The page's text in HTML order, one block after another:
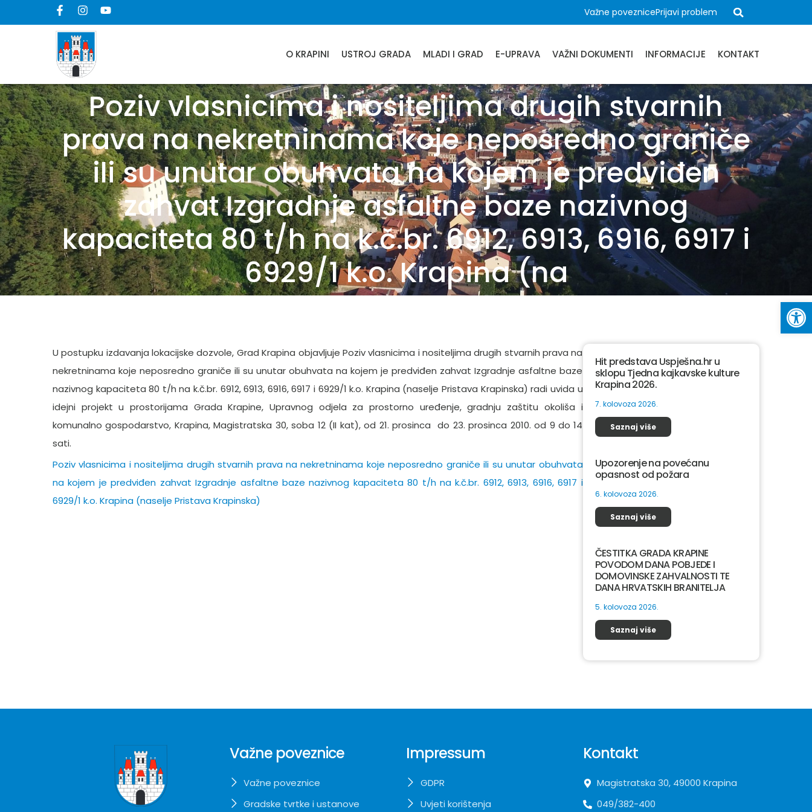
Važne poveznicePrijavi problem
O KRAPINI USTROJ GRADA MLADI I GRAD E-UPRAVA VAŽNI DOKUMENTI INFORMACIJE KONTAKT
Poziv vlasnicima i nositeljima drugih stvarnih
prava na nekretninama koje neposredno graniče
ili su unutar obuhvata na kojem je predviđen
zahvat Izgradnje asfaltne baze nazivnog
kapaciteta 80 t/h na k.č.br. 6912, 6913, 6916, 6917 i
6929/1 k.o. Krapina (na
U postupku izdavanja lokacijske dozvole, Grad Krapina objavljuje Poziv vlasnicima i nositeljima drugih stvarnih prava na
nekretninama koje neposredno graniče ili su unutar obuhvata na kojem je predviđen zahvat Izgradnje asfaltne baze
nazivnog kapaciteta 80 t/h na k.č.br. 6912, 6913, 6916, 6917 i 6929/1 k.o. Krapina (naselje Pristava Krapinska) radi uvida u
idejni projekt u prostorijama Grada Krapine, Upravnog odjela za prostorno uređenje, gradnju zaštitu okoliša i
komunalno gospodarstvo, Krapina, Magistratska 30, soba 12 (II kat), od 21. prosinca do 23. prosinca 2010. od 9 do 14
sati.
Poziv vlasnicima i nositeljima drugih stvarnih prava na nekretninama koje neposredno graniče ili su unutar obuhvata
na kojem je predviđen zahvat Izgradnje asfaltne baze nazivnog kapaciteta 80 t/h na k.č.br. 6912, 6913, 6916, 6917 i
6929/1 k.o. Krapina (naselje Pristava Krapinska)
Hit predstava Uspješna.hr u
sklopu Tjedna kajkavske kulture
Krapina 2026.
7. kolovoza 2026.
Saznaj više
Upozorenje na povećanu
opasnost od požara
6. kolovoza 2026.
Saznaj više
ČESTITKA GRADA KRAPINE
POVODOM DANA POBJEDE I
DOMOVINSKE ZAHVALNOSTI TE
DANA HRVATSKIH BRANITELJA
5. kolovoza 2026.
Saznaj više
Važne poveznice
Važne poveznice
Gradske tvrtke i ustanove
Impressum
GDPR
Uvjeti korištenja
Kontakt
Magistratska 30, 49000 Krapina
049/382-400